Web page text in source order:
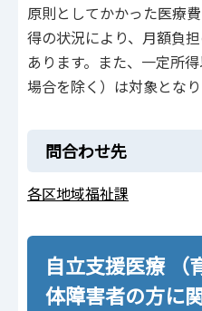
原則としてかかった医療
得の状況により、月額負
あります。また、一定所
場合を除く）は対象となり
問合わせ先
各区地域福祉課
自立支援医療
体障害者の方に